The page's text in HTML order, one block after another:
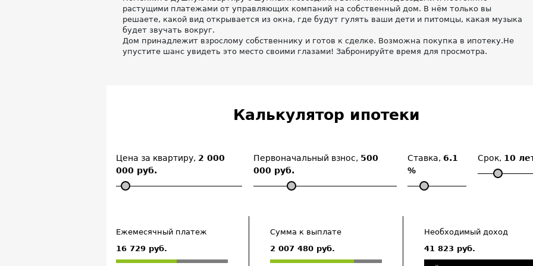
растущими платежами от управляющих компаний на собственный дом. В нём только вы
решаете, какой вид открывается из окна, где будут гулять ваши дети и питомцы, какая музыка
будет звучать вокруг.
Дом принадлежит взрослому собственнику и готов к сделке. Возможна покупка в ипотеку.Не
упустите шанс увидеть это место своими глазами! Забронируйте время для просмотра.
Калькулятор ипотеки
Цена за квартиру, 2 000
000 руб.
Первоначальный взнос, 500
000 руб.
Ставка,6.1
%
Срок, 10
Ежемесячный платеж
16 729 руб.
Сумма к выплате
2 007 480 руб.
Необходимый доход
41 823 руб.